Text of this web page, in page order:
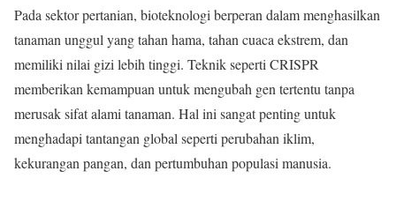
Pada sektor pertanian, bioteknologi berperan dalam menghasilkan
tanaman unggul yang tahan hama, tahan cuaca ekstrem, dan
memiliki nilai gizi lebih tinggi. Teknik seperti CRISPR
memberikan kemampuan untuk mengubah gen tertentu tanpa
merusak sifat alami tanaman. Hal ini sangat penting untuk
menghadapi tantangan global seperti perubahan iklim,
kekurangan pangan, dan pertumbuhan populasi manusia.